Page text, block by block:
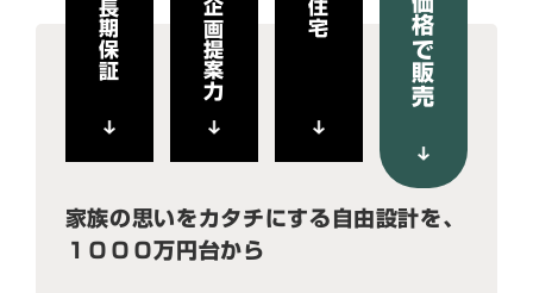
家族の思いをカタチにする自由設計を、
１０００万円台から